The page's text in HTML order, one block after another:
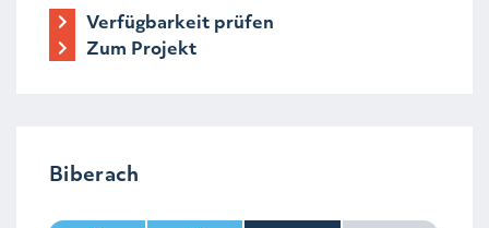
Verfügbarkeit prüfen
Zum Projekt
Biberach